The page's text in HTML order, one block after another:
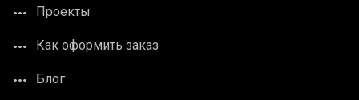
Проекты
Как оформить заказ
Блог